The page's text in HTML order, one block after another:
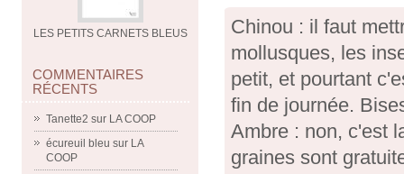
LES PETITS CARNETS BLEUS
COMMENTAIRES
RÉCENTS
Tanette2 sur LA COOP
écureuil bleu sur LA
COOP
Chinou : il faut
mollusques, les
petit, et pourtant
fin de journée.
Ambre : non, c'est
graines sont